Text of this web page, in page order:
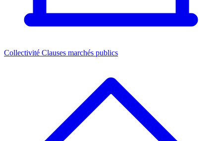
Collectivité Clauses marchés publics